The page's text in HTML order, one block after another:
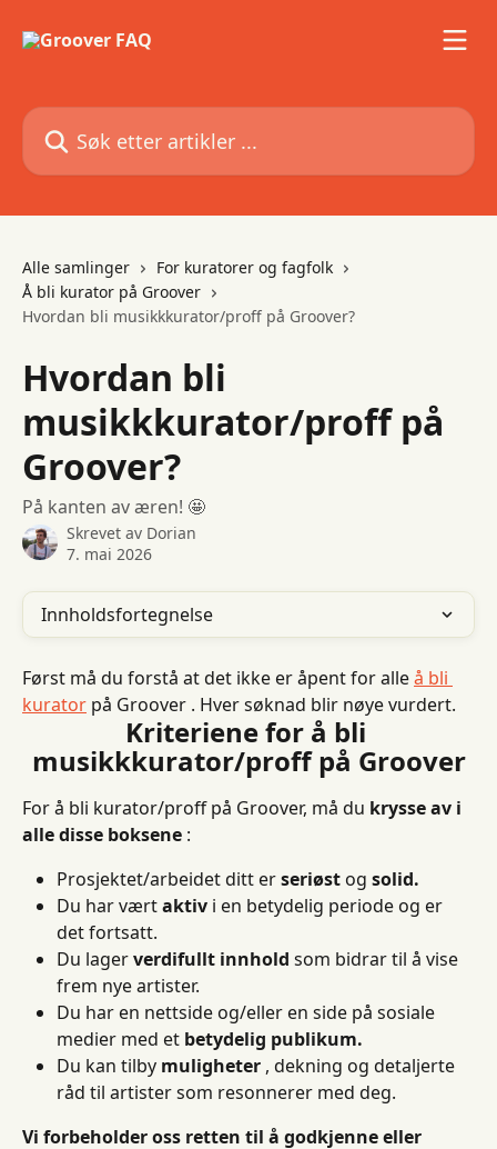
Søk etter artikler ...
Alle samlinger
For kuratorer og fagfolk
Å bli kurator på Groover
Hvordan bli musikkkurator/proff på Groover?
Hvordan bli
musikkkurator/proff på
Groover?
På kanten av æren! 🤩
Skrevet av Dorian
7. mai 2026
Innholdsfortegnelse
Først må du forstå at det ikke er åpent for alle å bli
kurator på Groover . Hver søknad blir nøye vurdert.
Kriteriene for å bli
musikkkurator/proff på Groover
For å bli kurator/proff på Groover, må du krysse av i
alle disse boksene :
Prosjektet/arbeidet ditt er seriøst og solid.
Du har vært aktiv i en betydelig periode og er
det fortsatt.
Du lager verdifullt innhold som bidrar til å vise
frem nye artister.
Du har en nettside og/eller en side på sosiale
medier med et betydelig publikum.
Du kan tilby muligheter , dekning og detaljerte
råd til artister som resonnerer med deg.
Vi forbeholder oss retten til å godkjenne eller